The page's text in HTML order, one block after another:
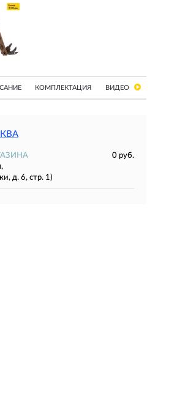
КОМПЛЕКТАЦИЯ ВИДЕО
0 руб.
д. 6, стр. 1)